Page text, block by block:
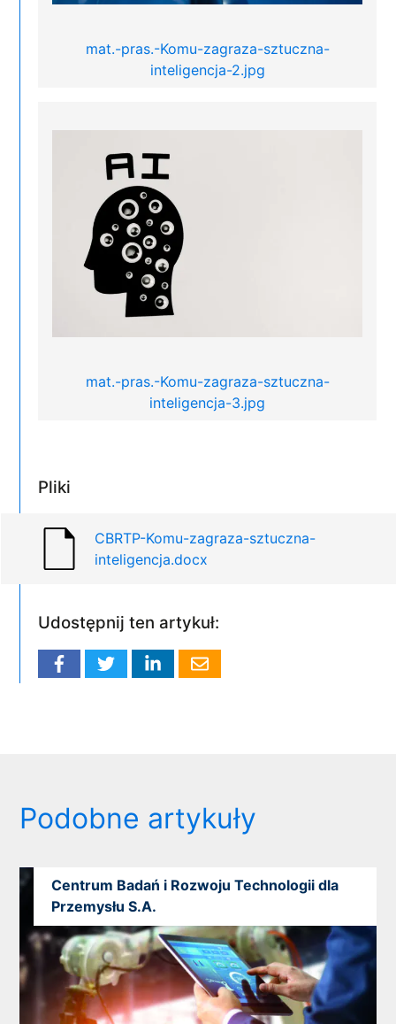
mat.-pras.-Komu-zagraza-sztuczna-
inteligencja-2.jpg
mat.-pras.-Komu-zagraza-sztuczna-
inteligencja-3.jpg
Pliki
CBRTP-Komu-zagraza-sztuczna-
inteligencja.docx
Udostępnij ten artykuł:
Podobne artykuły
Centrum Badań i Rozwoju Technologii dla
Przemysłu S.A.